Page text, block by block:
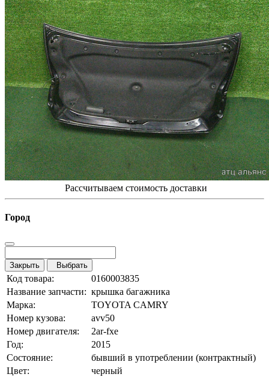
Рассчитываем стоимость доставки
Город
Закрыть Выбрать
Код товара:
0160003835
Название запчасти: крышка багажника
Марка:
TOYOTA CAMRY
Номер кузова:
avv50
Номер двигателя:
2ar-fxe
Год:
2015
Состояние:
бывший в употреблении (контрактный)
Цвет:
черный